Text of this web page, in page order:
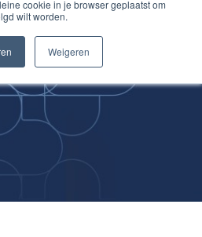
cookie in je browser geplaatst om
wilt worden.
Weigeren